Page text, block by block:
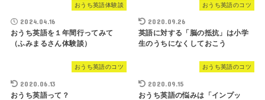
おうち英語体験談
2024.04.16
おうち英語を１年間行ってみて
（ふみまるさん体験談）
おうち英語のコツ
2020.09.26
英語に対する「脳の抵抗」は小学
生のうちになくしておこう
おうち英語のコツ
2020.06.13
おうち英語って？
おうち英語のコツ
2020.09.15
おうち英語の悩みは「インプッ